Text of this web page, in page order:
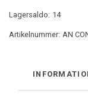
Lagersaldo: 14
Artikelnummer: AN